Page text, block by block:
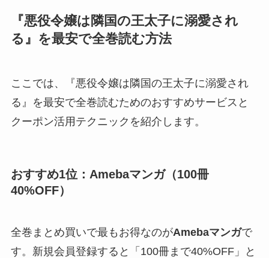
『悪役令嬢は隣国の王太子に溺愛され
る』を最安で全巻読む方法
ここでは、『悪役令嬢は隣国の王太子に溺愛され
る』を最安で全巻読むためのおすすめサービスと
クーポン活用テクニックを紹介します。
おすすめ1位：Amebaマンガ（100冊
40%OFF）
全巻まとめ買いで最もお得なのがAmebaマンガで
す。新規会員登録すると「100冊まで40%OFF」と